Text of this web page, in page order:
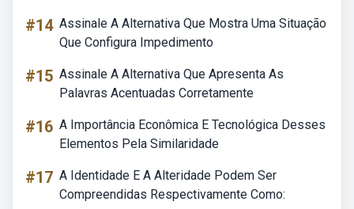
#14 Assinale A Alternativa Que Mostra Uma Situação
Que Configura Impedimento
#15 Assinale A Alternativa Que Apresenta As
Palavras Acentuadas Corretamente
#16 A Importância Econômica E Tecnológica Desses
Elementos Pela Similaridade
#17 A Identidade E A Alteridade Podem Ser
Compreendidas Respectivamente Como: